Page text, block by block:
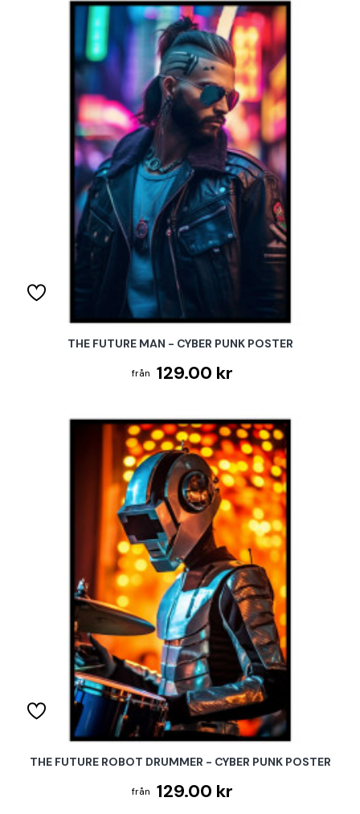
THE FUTURE MAN - CYBER PUNK POSTER
129.00 kr
THE FUTURE ROBOT DRUMMER - CYBER PUNK POSTER
129.00 kr